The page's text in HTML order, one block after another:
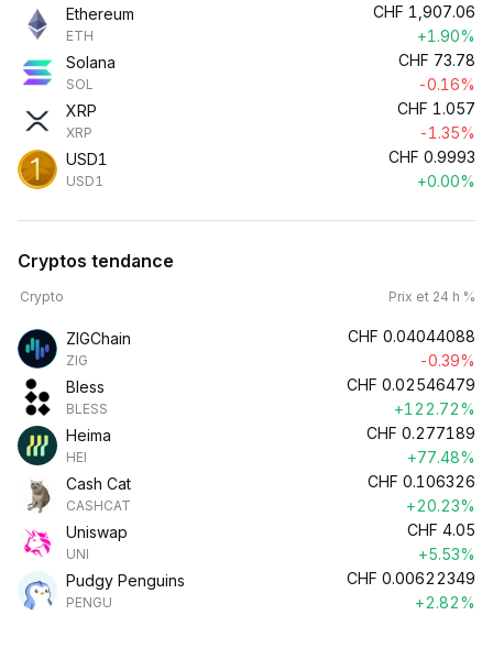
Ethereum
ETH
CHF 1,907.06
+1.90%
Solana
SOL
CHF 73.78
-0.16%
XRP
XRP
CHF 1.057
-1.35%
USD1
USD1
CHF 0.9993
+0.00%
Cryptos tendance
Crypto Prix et 24 h %
ZIGChain
ZIG
CHF 0.04044088
-0.39%
Bless
BLESS
CHF 0.02546479
+122.72%
Heima
HEI
CHF 0.277189
+77.48%
Cash Cat
CASHCAT
CHF 0.106326
+20.23%
Uniswap
UNI
CHF 4.05
+5.53%
Pudgy Penguins
PENGU
CHF 0.00622349
+2.82%